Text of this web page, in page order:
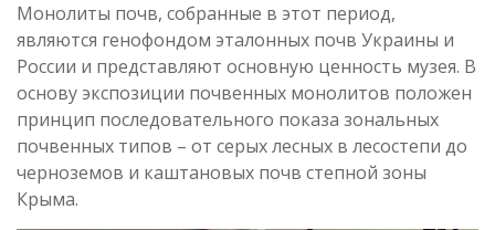
Монолиты почв, собранные в этот период,
являются генофондом эталонных почв Украины и
России и представляют основную ценность музея. В
основу экспозиции почвенных монолитов положен
принцип последовательного показа зональных
почвенных типов – от серых лесных в лесостепи до
черноземов и каштановых почв степной зоны
Крыма.